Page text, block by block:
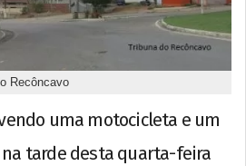
Recôncavo
uma motocicleta e um
tarde desta quarta-feira